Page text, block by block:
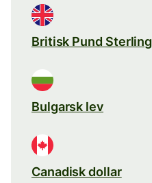
Britisk Pund Sterling
Bulgarsk lev
Canadisk dollar